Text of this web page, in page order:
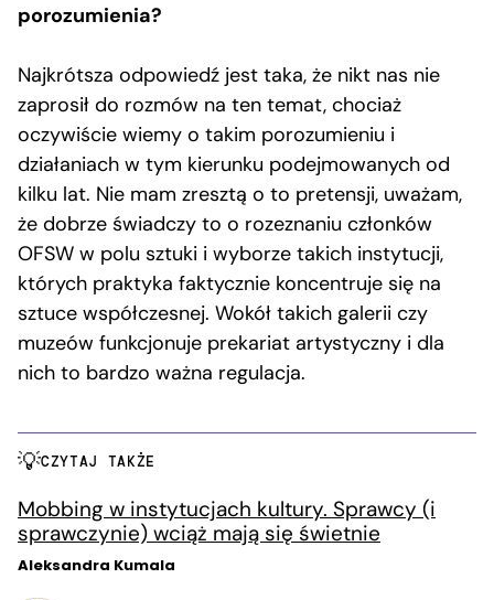
porozumienia?
Najkrótsza odpowiedź jest taka, że nikt nas nie
zaprosił do rozmów na ten temat, chociaż
oczywiście wiemy o takim porozumieniu i
działaniach w tym kierunku podejmowanych od
kilku lat. Nie mam zresztą o to pretensji, uważam,
że dobrze świadczy to o rozeznaniu członków
OFSW w polu sztuki i wyborze takich instytucji,
których praktyka faktycznie koncentruje się na
sztuce współczesnej. Wokół takich galerii czy
muzeów funkcjonuje prekariat artystyczny i dla
nich to bardzo ważna regulacja.
CZYTAJ TAKŻE
Mobbing w instytucjach kultury. Sprawcy (i
sprawczynie) wciąż mają się świetnie
Aleksandra Kumala